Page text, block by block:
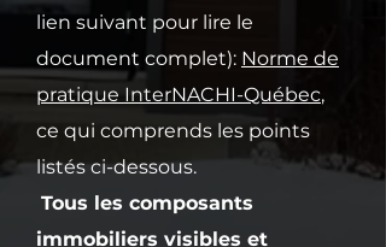
équipements et panneaux
électriques des parties
communes et les systèmes de
protection incendie,
• les canalisations, vannes,
pompes, ventilateurs et câbles,
y compris celles et ceux qui
traversent les parties privatives
lien suivant pour lire le
document complet): Norme de
pratique InterNACHI-Québec,
ce qui comprends les points
listés ci-dessous.
Tous les composants
immobiliers visibles et